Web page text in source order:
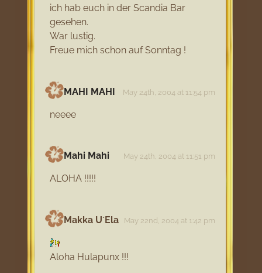
ich hab euch in der Scandia Bar
gesehen.
War lustig.
Freue mich schon auf Sonntag !
MAHI MAHI May 24th, 2004 at 11:54 pm
neeee
Mahi Mahi May 24th, 2004 at 11:51 pm
ALOHA !!!!!
Makka U´Ela May 22nd, 2004 at 1:42 pm
Aloha Hulapunx !!!